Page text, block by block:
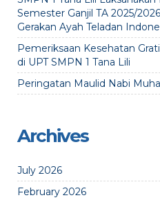
Semester Ganjil TA 2025/
Gerakan Ayah Teladan
Pemeriksaan Kesehatan
di UPT SMPN 1 Tana Lili
Peringatan Maulid Nabi
Archives
July 2026
February 2026